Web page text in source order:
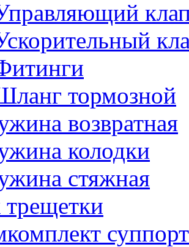
тормозной
возвратная
колодки
стяжная
трещетки